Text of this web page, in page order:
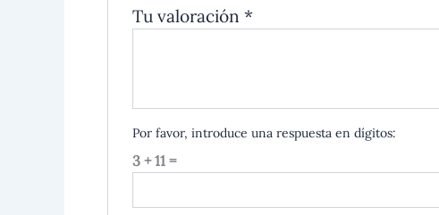
Tu valoración *
Por favor, introduce una respuesta en dígitos:
3 + 11 =